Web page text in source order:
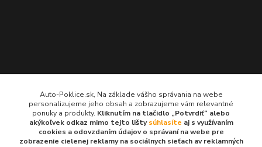
Kontakty
Auto-Poklice.sk
(Po-Pia, 8-16 hod.)
info@auto-poklice.sk
Auto-Poklice.sk, Na základe vášho správania na webe
personalizujeme jeho obsah a zobrazujeme vám relevantné
ponuky a produkty. Kliknutím na tlačidlo „Potvrdiť“ alebo
akýkoľvek odkaz mimo tejto lištysúhlasíte aj s využívaním
cookies a odovzdaním údajov o správaní na webe pre
zobrazenie cielenej reklamy na sociálnych sieťach av reklamných